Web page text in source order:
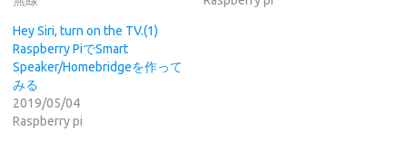
Hey Siri, turn on the TV.(1)
Raspberry PiでSmart
Speaker/Homebridgeを作って
みる
2019/05/04
Raspberry pi